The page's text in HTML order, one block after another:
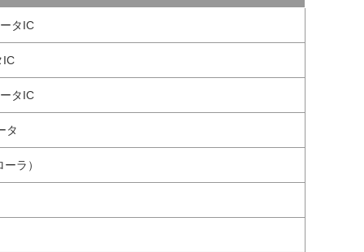
タIC
IC
タIC
タ
ラ）